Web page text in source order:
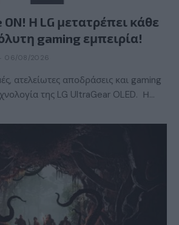
Η LG μετατρέπει κάθε
gaming εμπειρία!
06/08/2026
ατελείωτες αποδράσεις και gaming
της LG UltraGear OLED. Η…